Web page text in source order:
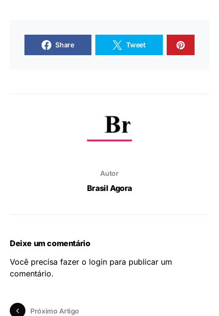
Share Tweet
Autor
Brasil Agora
Deixe um comentário
Você precisa fazer o login para publicar um
comentário.
Próximo Artigo